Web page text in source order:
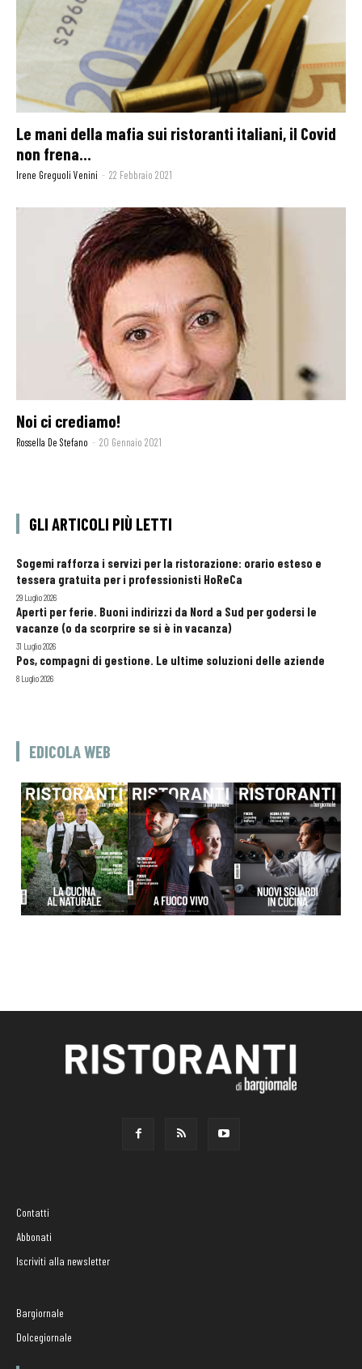
Le mani della mafia sui ristoranti italiani, il Covid
non frena...
Irene Greguoli Venini - 22 Febbraio 2021
Noi ci crediamo!
Rossella De Stefano - 20 Gennaio 2021
GLI ARTICOLI PIÙ LETTI
Sogemi rafforza i servizi per la ristorazione: orario esteso e
tessera gratuita per i professionisti HoReCa
29 Luglio 2026
Aperti per ferie. Buoni indirizzi da Nord a Sud per godersi le
vacanze (o da scorprire se si è in vacanza)
31 Luglio 2026
Pos, compagni di gestione. Le ultime soluzioni delle aziende
8 Luglio 2026
EDICOLA WEB
Contatti
Abbonati
Iscriviti alla newsletter
Bargiornale
Dolcegiornale